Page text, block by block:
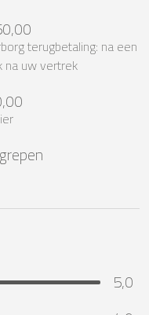
terugbetaling: na een
na uw vertrek
5,0